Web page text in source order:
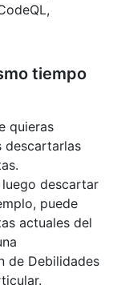
tiempo
quieras
descartarlas
descartar
puede
actuales del
de Debilidades